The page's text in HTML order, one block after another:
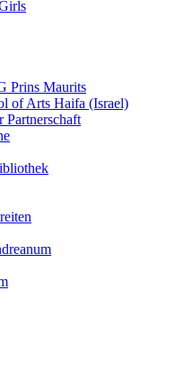
Prins Maurits
of Arts Haifa (Israel)
Partnerschaft